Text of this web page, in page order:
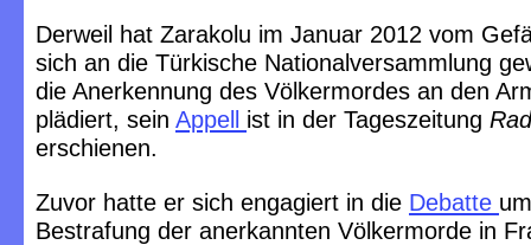
Derweil hat Zarakolu im Januar 2012 vom
sich an die Türkische Nationalversammlung
die Anerkennung des Völkermordes an den
plädiert, sein Appell ist in der Tageszeitung
erschienen.
Zuvor hatte er sich engagiert in die Debatte
Bestrafung der anerkannten Völkermorde in